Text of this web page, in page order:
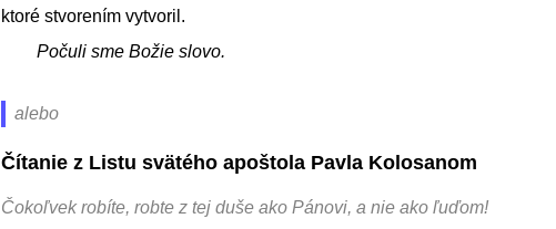
ktoré stvorením vytvoril.
Počuli sme Božie slovo.
alebo
Čítanie z Listu svätého apoštola Pavla Kolosanom
Čokoľvek robíte, robte z tej duše ako Pánovi, a nie ako ľuďom!